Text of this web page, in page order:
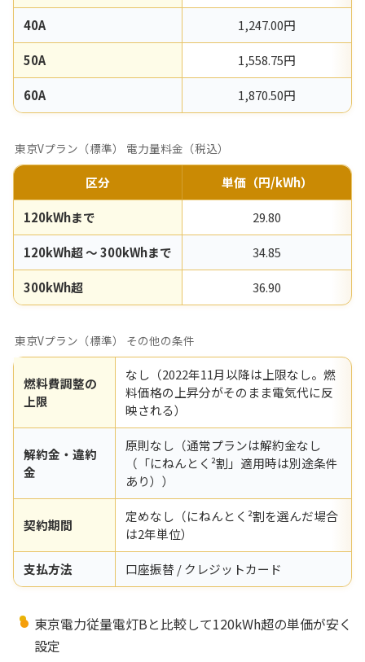
40A 1,247.00円
50A 1,558.75円
60A 1,870.50円
東京Vプラン（標準） 電力量料金（税込）
区分 単価（円/kWh）
120kWhまで 29.80
120kWh超 〜 300kWhまで 34.85
300kWh超 36.90
東京Vプラン（標準） その他の条件
燃料費調整の
上限
なし（2022年11月以降は上限なし。燃
料価格の上昇分がそのまま電気代に反
映される）
解約金・違約
金
原則なし（通常プランは解約金なし
（「にねんとく²割」適用時は別途条件
あり））
契約期間
定めなし（にねんとく²割を選んだ場合
は2年単位）
支払方法 口座振替 / クレジットカード
東京電力従量電灯Bと比較して120kWh超の単価が安く
設定